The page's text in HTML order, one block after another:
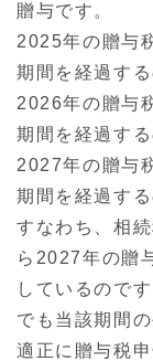
贈与です。
2025年の贈与
期間を経過す
2026年の贈与
期間を経過す
2027年の贈与
期間を経過す
すなわち、相
ら2027年の贈
しているのです
でも当該期間
適正に贈与税